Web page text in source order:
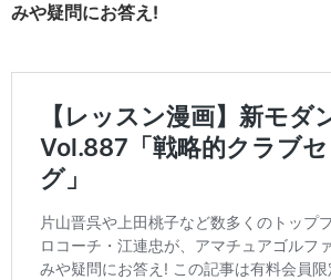
みや疑問にお答え!